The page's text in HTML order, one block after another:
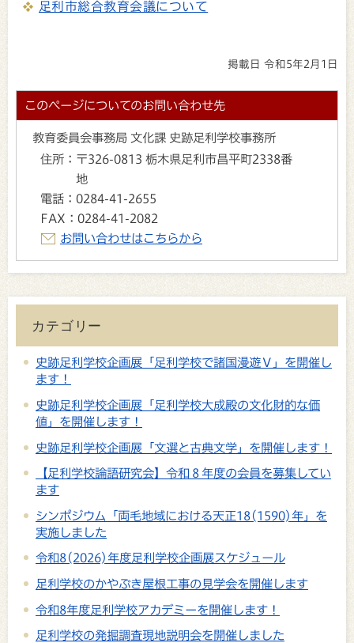
足利市総合教育会議について
掲載日 令和5年2月1日
このページについてのお問い合わせ先
教育委員会事務局 文化課 史跡足利学校事務所
住所： 〒326-0813 栃木県足利市昌平町2338番
地
電話： 0284-41-2655
FAX： 0284-41-2082
お問い合わせはこちらから
カテゴリー
史跡足利学校企画展「足利学校で諸国漫遊Ⅴ」を開催し
ます！
史跡足利学校企画展「足利学校大成殿の文化財的な価
値」を開催します！
史跡足利学校企画展「文選と古典文学」を開催します！
【足利学校論語研究会】令和８年度の会員を募集してい
ます
シンポジウム「両毛地域における天正18(1590)年」を
実施しました
令和8(2026)年度足利学校企画展スケジュール
足利学校のかやぶき屋根工事の見学会を開催します
令和8年度足利学校アカデミーを開催します！
足利学校の発掘調査現地説明会を開催しました